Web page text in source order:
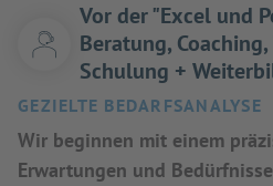
Vor der "Excel und
Beratung,
Schulung +
GEZIELTE BEDARFSANALYSE
Wir beginnen mit einem
Erwartungen und